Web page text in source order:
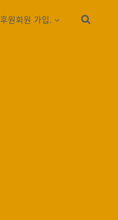
후원회원 가입.